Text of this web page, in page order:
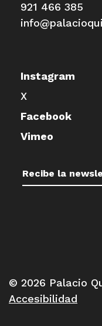
921 466 385
Instagram
X
Facebook
Vimeo
de
© 2026 Palacio
Accesibilidad